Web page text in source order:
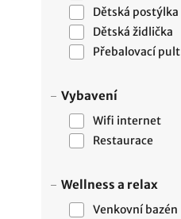
Dětská postýlka
Dětská židlička
Přebalovací pult
Vybavení
Wifi internet
Restaurace
Wellness a relax
Venkovní bazén